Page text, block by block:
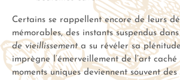
Certains se rappellent encore de leurs
mémorables, des instants suspendus
de vieillissementa su révéler sa
imprègne l’émerveillement de l’art caché
moments uniques deviennent souvent